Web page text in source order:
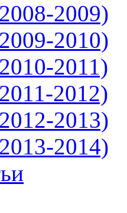
2009)
2010)
2011)
2012)
2013)
2014)